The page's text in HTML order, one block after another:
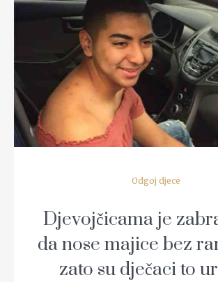
READ MORE
Odgoj djece
Djevojčicama je
da nose majice bez
zato su dječaci to